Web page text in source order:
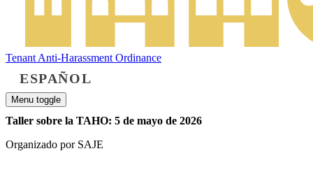
Tenant Anti-Harassment Ordinance
ESPAÑOL
Menu toggle
Taller sobre la TAHO: 5 de mayo de 2026
Organizado por SAJE